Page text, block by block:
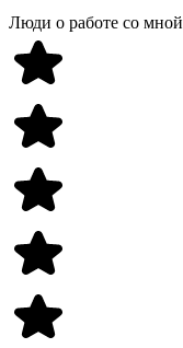
Люди о работе со мной